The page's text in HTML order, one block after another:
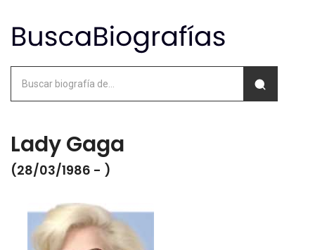
Lady Gaga
(28/03/1986 - )